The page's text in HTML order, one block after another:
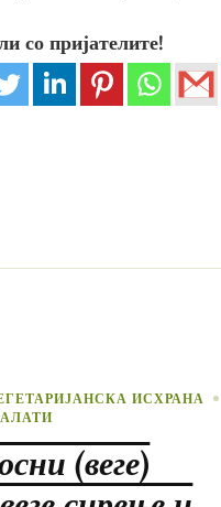
со пријателите!
ИСХРАНА
(веге)